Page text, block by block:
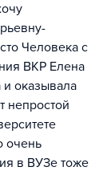
Человека с
ВКР Елена
оказывала
непростой
очень
в ВУЗе тоже